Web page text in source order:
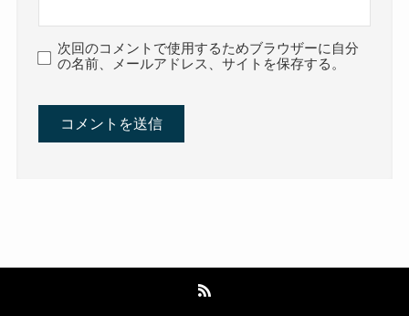
次回のコメントで使用するためブラウザーに自分
の名前、メールアドレス、サイトを保存する。